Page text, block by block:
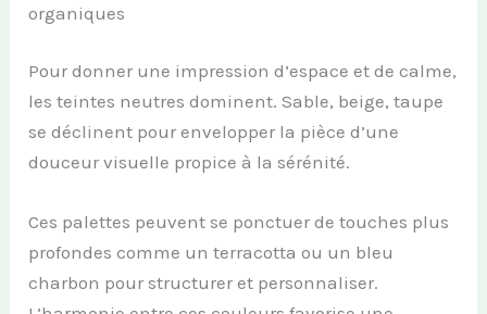
organiques
Pour donner une impression d’espace et de calme,
les teintes neutres dominent. Sable, beige, taupe
se déclinent pour envelopper la pièce d’une
douceur visuelle propice à la sérénité.
Ces palettes peuvent se ponctuer de touches plus
profondes comme un terracotta ou un bleu
charbon pour structurer et personnaliser.